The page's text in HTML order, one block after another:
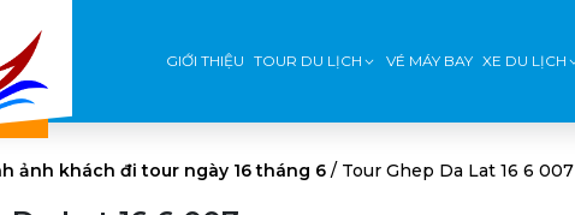
GIỚI THIỆU TOUR DU LỊCH VÉ MÁY BAY XE DU LỊCH
ảnh khách đi tour ngày 16 tháng 6 / Tour Ghep Da Lat 16 6 007